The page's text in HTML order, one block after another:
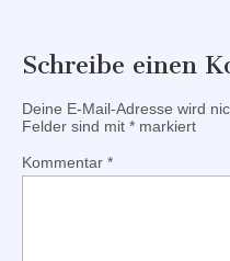
Schreibe einen
Deine E-Mail-Adresse wird
Felder sind mit * markiert
Kommentar *